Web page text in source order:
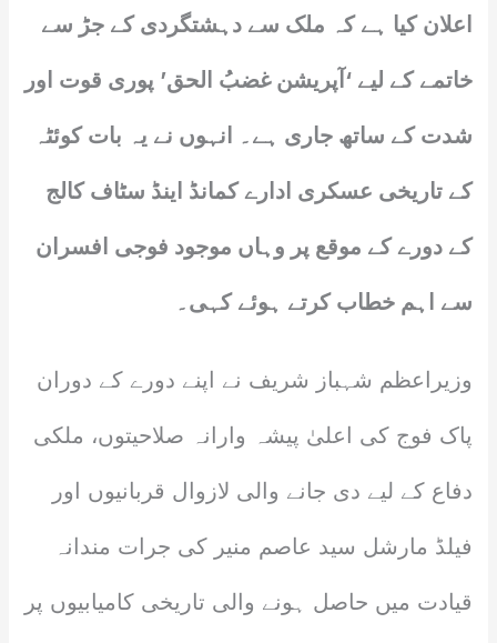
اعلان کیا ہے کہ ملک سے دہشتگردی کے جڑ سے
خاتمے کے لیے ‘آپریشن غضبُ الحق’ پوری قوت اور
شدت کے ساتھ جاری ہے۔ انہوں نے یہ بات کوئٹہ
کے تاریخی عسکری ادارے کمانڈ اینڈ سٹاف کالج
کے دورے کے موقع پر وہاں موجود فوجی افسران
سے اہم خطاب کرتے ہوئے کہی۔
وزیراعظم شہباز شریف نے اپنے دورے کے دوران
پاک فوج کی اعلیٰ پیشہ وارانہ صلاحیتوں، ملکی
دفاع کے لیے دی جانے والی لازوال قربانیوں اور
فیلڈ مارشل سید عاصم منیر کی جرات مندانہ
قیادت میں حاصل ہونے والی تاریخی کامیابیوں پر